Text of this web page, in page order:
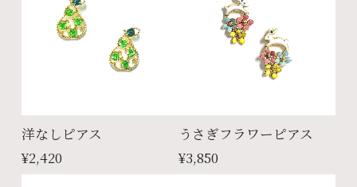
洋なしピアス
¥2,420
うさぎフラワーピアス
¥3,850